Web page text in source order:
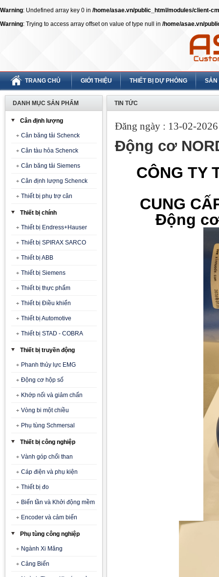
Warning: Undefined array key 0 in /home/asae.vn/public_html/modules/client-
Warning: Trying to access array offset on value of type null in /home/asae.vn/
TRANG CHỦ GIỚI THIỆU THIẾT BỊ DỰ PHÒNG SẢN
DANH MỤC SẢN PHẨM
Cân định lượng
Cân băng tải Schenck
Cân tàu hỏa Schenck
Cân băng tải Siemens
Cân định lượng Schenck
Thiết bị phụ trợ cân
Thiết bị chính
Thiết bị Endress+Hauser
Thiết bị SPIRAX SARCO
Thiết bị ABB
Thiết bị Siemens
Thiết bị thực phẩm
Thiết bị Điều khiển
Thiết bị Automotive
Thiết bị STAD - COBRA
Thiết bị truyền động
Phanh thủy lực EMG
Động cơ hộp số
Khớp nối và giảm chấn
Vòng bi một chiều
Phụ tùng Schmersal
Thiết bị công nghiệp
Vành góp chổi than
Cáp điện và phụ kiện
Thiết bị đo
Biến tần và Khởi động mềm
Encoder và cảm biến
Phụ tùng công nghiệp
Ngành Xi Măng
Cảng Biển
TIN TỨC
Đăng ngày : 13-02-
Động cơ
CÔNG TY
CUNG
Động